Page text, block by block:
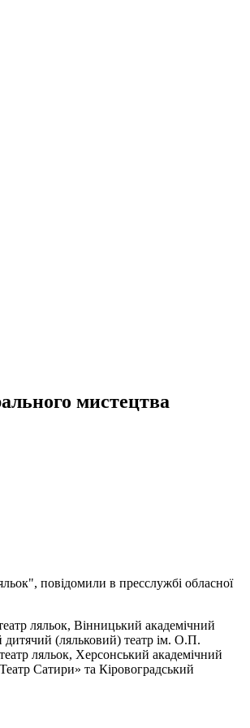
мистецтва
повідомили в пресслужбі обласної
ляльок, Вінницький академічний
дитячий (ляльковий) театр ім. О.П.
ляльок, Херсонський академічний
Сатири» та Кіровоградський